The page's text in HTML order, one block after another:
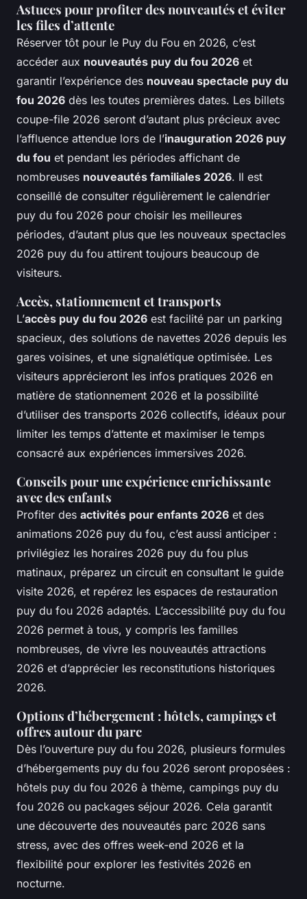
Astuces pour profiter des nouveautés et éviter
les files d’attente
Réserver tôt pour le Puy du Fou en 2026, c’est
accéder aux nouveautés puy du fou 2026 et
garantir l’expérience des nouveau spectacle puy du
fou 2026 dès les toutes premières dates. Les billets
coupe-file 2026 seront d’autant plus précieux avec
l’affluence attendue lors de l’inauguration 2026 puy
du fou et pendant les périodes affichant de
nombreuses nouveautés familiales 2026. Il est
conseillé de consulter régulièrement le calendrier
puy du fou 2026 pour choisir les meilleures
périodes, d’autant plus que les nouveaux spectacles
2026 puy du fou attirent toujours beaucoup de
visiteurs.
Accès, stationnement et transports
L’accès puy du fou 2026 est facilité par un parking
spacieux, des solutions de navettes 2026 depuis les
gares voisines, et une signalétique optimisée. Les
visiteurs apprécieront les infos pratiques 2026 en
matière de stationnement 2026 et la possibilité
d’utiliser des transports 2026 collectifs, idéaux pour
limiter les temps d’attente et maximiser le temps
consacré aux expériences immersives 2026.
Conseils pour une expérience enrichissante
avec des enfants
Profiter des activités pour enfants 2026 et des
animations 2026 puy du fou, c’est aussi anticiper :
privilégiez les horaires 2026 puy du fou plus
matinaux, préparez un circuit en consultant le guide
visite 2026, et repérez les espaces de restauration
puy du fou 2026 adaptés. L’accessibilité puy du fou
2026 permet à tous, y compris les familles
nombreuses, de vivre les nouveautés attractions
2026 et d’apprécier les reconstitutions historiques
2026.
Options d’hébergement : hôtels, campings et
offres autour du parc
Dès l’ouverture puy du fou 2026, plusieurs formules
d’hébergements puy du fou 2026 seront proposées :
hôtels puy du fou 2026 à thème, campings puy du
fou 2026 ou packages séjour 2026. Cela garantit
une découverte des nouveautés parc 2026 sans
stress, avec des offres week-end 2026 et la
flexibilité pour explorer les festivités 2026 en
nocturne.